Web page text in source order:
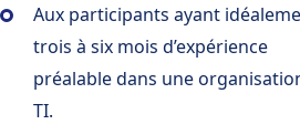
Aux participants ayant
trois à six mois d’expérience
préalable dans une
TI.